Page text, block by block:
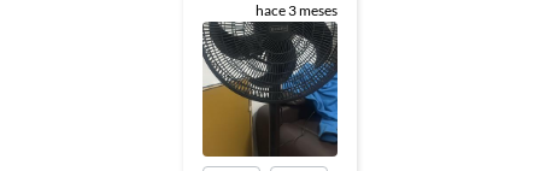
hace 3 meses